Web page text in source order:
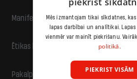
Manifests
Ētikas kodekss
Pakalpojumu sniegšanas noteikumi
Mēs izmantojam tikai sīkdatnes, kas
lapas darbībai un analītikai.
vienmēr var mainīt piekrišanu.
politikā.
PIEKRIST VISĀM